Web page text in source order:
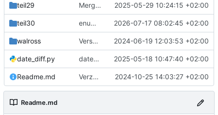
teil29 Merge branch 'master' into develop 2025-05-29 10:24:15 +02:00
teil30 enumerate() 2026-07-17 08:02:45 +02:00
walross Versuche mit Assignment Expressions. 2024-06-19 12:03:53 +02:00
date_diff.py date_diff 2025-05-18 10:47:40 +02:00
Readme.md Verzeichnis für teil28 2024-10-25 14:03:27 +02:00
Readme.md